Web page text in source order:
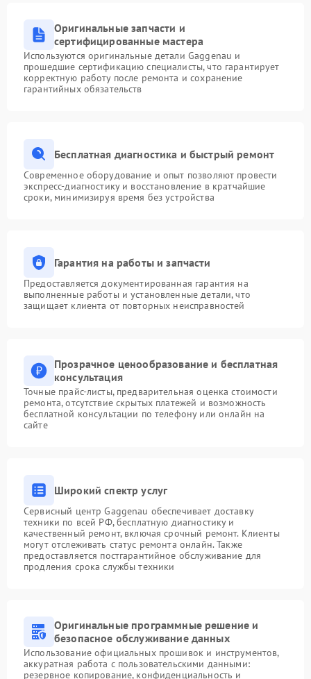
Оригинальные запчасти и
сертифицированные мастера
Используются оригинальные детали Gaggenau и
прошедшие сертификацию специалисты, что гарантирует
корректную работу после ремонта и сохранение
гарантийных обязательств
Бесплатная диагностика и быстрый ремонт
Современное оборудование и опыт позволяют провести
экспресс-диагностику и восстановление в кратчайшие
сроки, минимизируя время без устройства
Гарантия на работы и запчасти
Предоставляется документированная гарантия на
выполненные работы и установленные детали, что
защищает клиента от повторных неисправностей
Прозрачное ценообразование и бесплатная
консультация
Точные прайс-листы, предварительная оценка стоимости
ремонта, отсутствие скрытых платежей и возможность
бесплатной консультации по телефону или онлайн на
сайте
Широкий спектр услуг
Сервисный центр Gaggenau обеспечивает доставку
техники по всей РФ, бесплатную диагностику и
качественный ремонт, включая срочный ремонт. Клиенты
могут отслеживать статус ремонта онлайн. Также
предоставляется постгарантийное обслуживание для
продления срока службы техники
Оригинальные программные решение и
безопасное обслуживание данных
Использование официальных прошивок и инструментов,
аккуратная работа с пользовательскими данными:
резервное копирование, конфиденциальность и